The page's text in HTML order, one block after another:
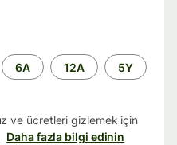
6A 12A 5Y
ve ücretleri gizlemek için
Daha fazla bilgi edinin